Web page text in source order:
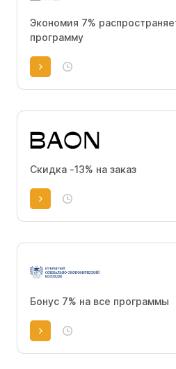
Экономия 7%
программу
Скидка -13% на заказ
Бонус 7% на все программы